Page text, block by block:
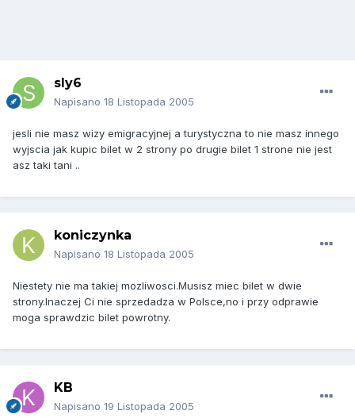
sly6
Napisano 18 Listopada 2005
jesli nie masz wizy emigracyjnej a turystyczna to nie masz innego
wyjscia jak kupic bilet w 2 strony po drugie bilet 1 strone nie jest
asz taki tani ..
koniczynka
Napisano 18 Listopada 2005
Niestety nie ma takiej mozliwosci.Musisz miec bilet w dwie
strony.Inaczej Ci nie sprzedadza w Polsce,no i przy odprawie
moga sprawdzic bilet powrotny.
KB
Napisano 19 Listopada 2005